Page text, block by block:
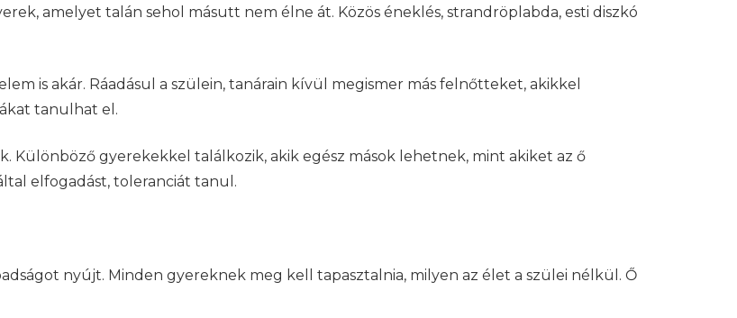
amelyet talán sehol másutt nem élne át. Közös éneklés, strandröplabda, esti diszkó
is akár. Ráadásul a szülein, tanárain kívül megismer más felnőtteket, akikkel
tanulhat el.
Különböző gyerekekkel találkozik, akik egész mások lehetnek, mint akiket az ő
elfogadást, toleranciát tanul.
nyújt. Minden gyereknek meg kell tapasztalnia, milyen az élet a szülei nélkül. Ő